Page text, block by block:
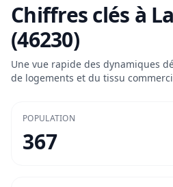
Chiffres clés à
(46230)
Une vue rapide des dynamiques
de logements et du tissu
POPULATION
367